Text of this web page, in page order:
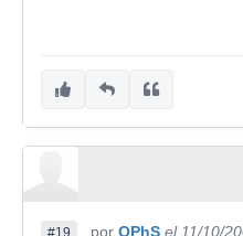
#19 por OPhS el 11/10/